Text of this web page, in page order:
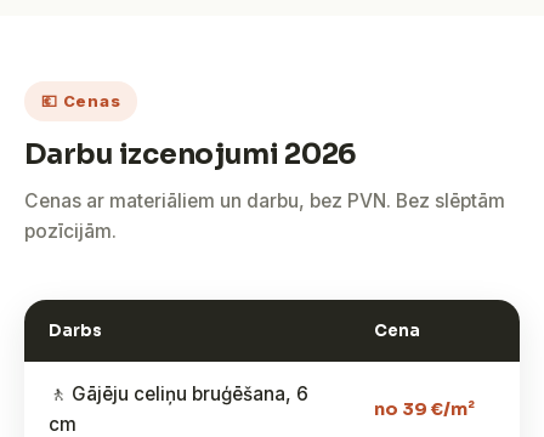
💶 Cenas
Darbu izcenojumi 2026
Cenas ar materiāliem un darbu, bez PVN. Bez slēptām
pozīcijām.
Darbs Cena
🚶 Gājēju celiņu bruģēšana, 6
cm
no 39 €/m²